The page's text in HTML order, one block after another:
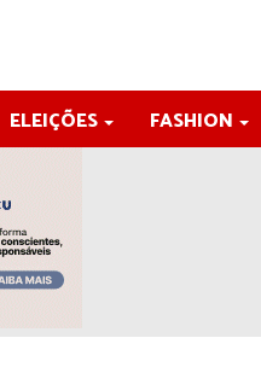
ELEIÇÕES FASHION